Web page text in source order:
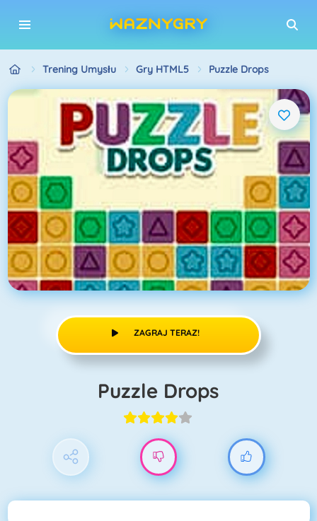
Trening Umysłu Gry HTML5 Puzzle Drops
ZAGRAJ TERAZ!
Puzzle Drops